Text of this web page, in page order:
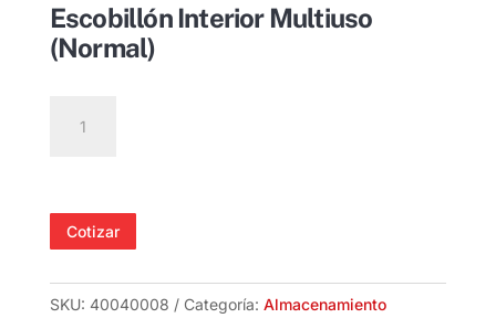
Escobillón Interior Multiuso
(Normal)
Interior
cantidad
Cotizar
SKU: 40040008 Categoría: Almacenamiento